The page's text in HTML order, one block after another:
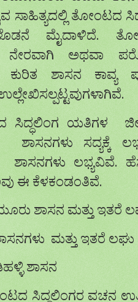
ಸಾಹಿತ್ಯದಲ್ಲಿ ತೋಂಟದ
ಮೈದಾಳಿದೆ.
ನೇರವಾಗಿ ಅಥವಾ
ಕುರಿತ ಶಾಸನ ಕಾವ್ಯ
ಯತಿಗಳ
ಶಾಸನಗಳು ಸದ್ಯಕ್ಕೆ
ಶಾಸನಗಳು ಲಭ್ಯವಿವೆ.
ಈ ಕೆಳಕಂಡಂತಿವೆ.
ಶಾಸನ ಮತ್ತು ಇತರೆ
ಮತ್ತು ಇತರೆ
ಶಾಸನ